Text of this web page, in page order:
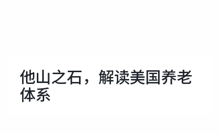
市场观点
他山之石，解读美国养老
体系